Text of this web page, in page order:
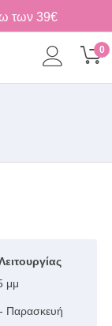
των 39€
0
μμ
Παρασκευή